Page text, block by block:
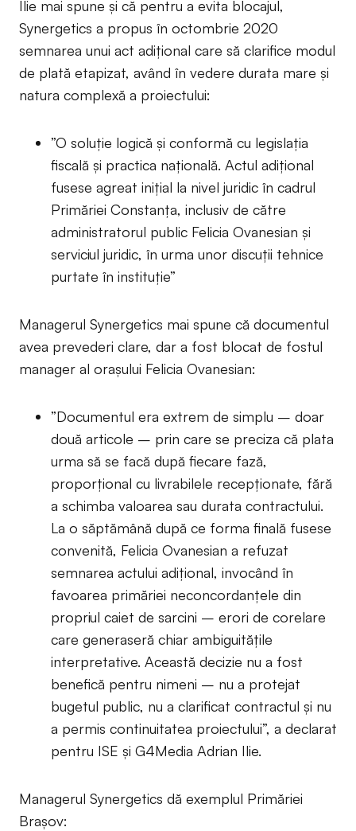
Ilie mai spune și că pentru a evita blocajul,
Synergetics a propus în octombrie 2020
semnarea unui act adițional care să clarifice modul
de plată etapizat, având în vedere durata mare și
natura complexă a proiectului:
”O soluție logică și conformă cu legislația
fiscală și practica națională. Actul adițional
fusese agreat inițial la nivel juridic în cadrul
Primăriei Constanța, inclusiv de către
administratorul public Felicia Ovanesian și
serviciul juridic, în urma unor discuții tehnice
purtate în instituție”
Managerul Synergetics mai spune că documentul
avea prevederi clare, dar a fost blocat de fostul
manager al orașului Felicia Ovanesian:
”Documentul era extrem de simplu – doar
două articole – prin care se preciza că plata
urma să se facă după fiecare fază,
proporțional cu livrabilele recepționate, fără
a schimba valoarea sau durata contractului.
La o săptămână după ce forma finală fusese
convenită, Felicia Ovanesian a refuzat
semnarea actului adițional, invocând în
favoarea primăriei neconcordanțele din
propriul caiet de sarcini – erori de corelare
care generaseră chiar ambiguitățile
interpretative. Această decizie nu a fost
benefică pentru nimeni – nu a protejat
bugetul public, nu a clarificat contractul și nu
a permis continuitatea proiectului”, a declarat
pentru ISE și G4Media Adrian Ilie.
Managerul Synergetics dă exemplul Primăriei
Brașov: